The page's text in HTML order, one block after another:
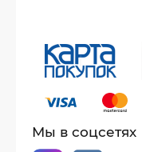
Мы в соцсетях